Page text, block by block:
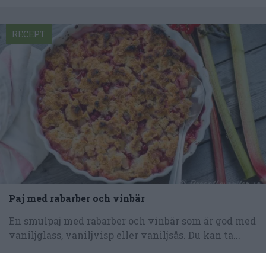
Paj med rabarber och vinbär
En smulpaj med rabarber och vinbär som är god med
vaniljglass, vaniljvisp eller vaniljsås. Du kan ta...
RECEPT